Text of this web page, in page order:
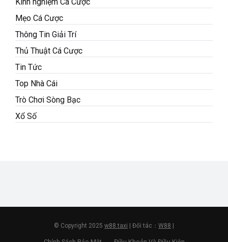
Mẹo Cá Cược
Thông Tin Giải Trí
Thủ Thuật Cá Cược
Tin Tức
Top Nhà Cái
Trò Chơi Sòng Bạc
Xổ Số
© Copyright 2025 w88.taxi | Đối tác： W88